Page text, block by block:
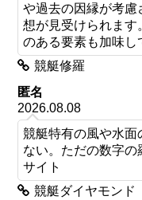
や過去の因縁が考
想が見受けられます
のある要素も加味し
競艇修羅
匿名
2026.08.08
競艇特有の風や水面
ない。ただの数字の
サイト
競艇ダイヤモンド